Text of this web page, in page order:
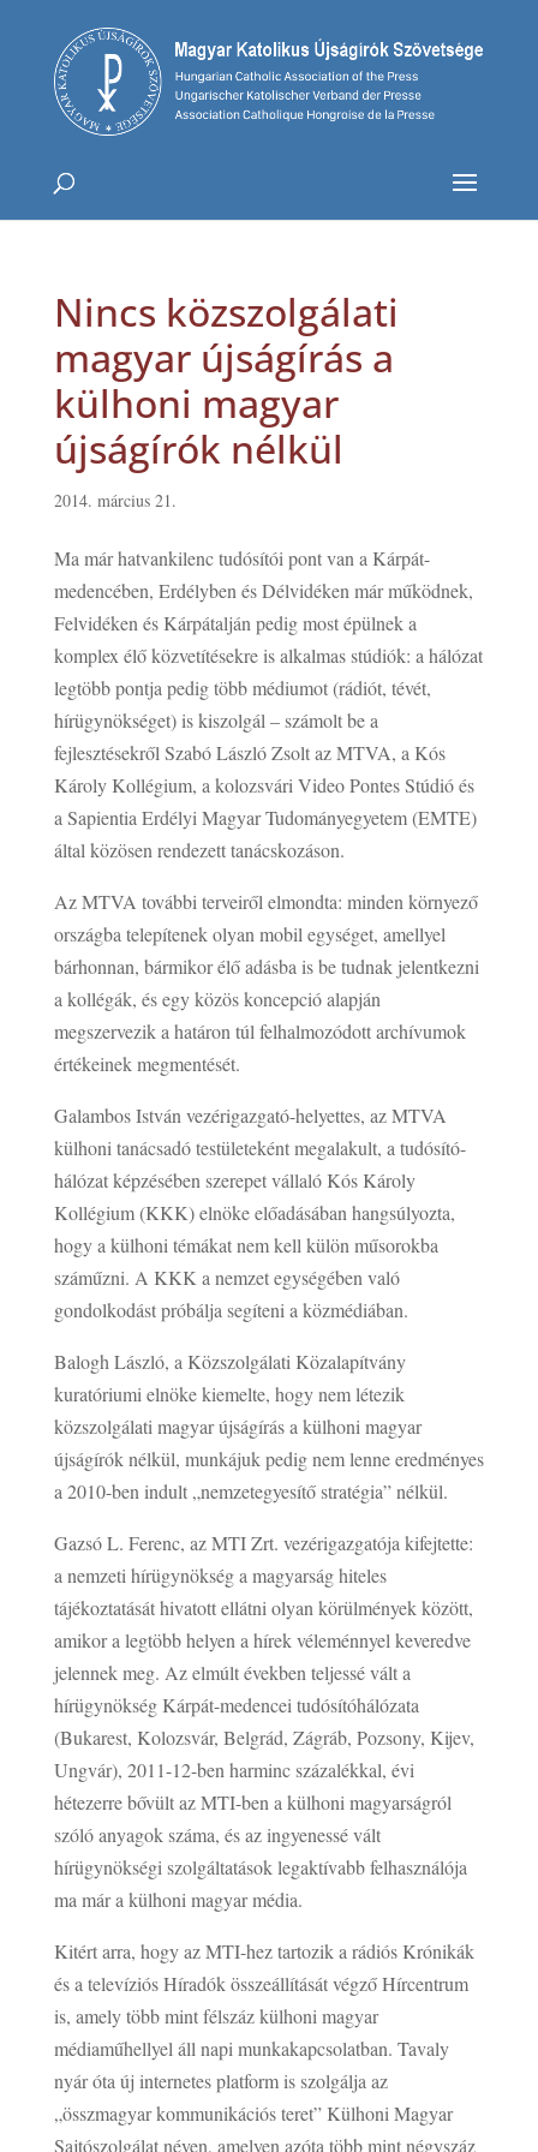
Nincs közszolgálati
magyar újságírás a
külhoni magyar
újságírók nélkül
2014. március 21.
Ma már hatvankilenc tudósítói pont van a Kárpát-
medencében, Erdélyben és Délvidéken már működnek,
Felvidéken és Kárpátalján pedig most épülnek a
komplex élő közvetítésekre is alkalmas stúdiók: a hálózat
legtöbb pontja pedig több médiumot (rádiót, tévét,
hírügynökséget) is kiszolgál – számolt be a
fejlesztésekről Szabó László Zsolt az MTVA, a Kós
Károly Kollégium, a kolozsvári Video Pontes Stúdió és
a Sapientia Erdélyi Magyar Tudományegyetem (EMTE)
által közösen rendezett tanácskozáson.
Az MTVA további terveiről elmondta: minden környező
országba telepítenek olyan mobil egységet, amellyel
bárhonnan, bármikor élő adásba is be tudnak jelentkezni
a kollégák, és egy közös koncepció alapján
megszervezik a határon túl felhalmozódott archívumok
értékeinek megmentését.
Galambos István vezérigazgató-helyettes, az MTVA
külhoni tanácsadó testületeként megalakult, a tudósító-
hálózat képzésében szerepet vállaló Kós Károly
Kollégium (KKK) elnöke előadásában hangsúlyozta,
hogy a külhoni témákat nem kell külön műsorokba
száműzni. A KKK a nemzet egységében való
gondolkodást próbálja segíteni a közmédiában.
Balogh László, a Közszolgálati Közalapítvány
kuratóriumi elnöke kiemelte, hogy nem létezik
közszolgálati magyar újságírás a külhoni magyar
újságírók nélkül, munkájuk pedig nem lenne eredményes
a 2010-ben indult „nemzetegyesítő stratégia” nélkül.
Gazsó L. Ferenc, az MTI Zrt. vezérigazgatója kifejtette:
a nemzeti hírügynökség a magyarság hiteles
tájékoztatását hivatott ellátni olyan körülmények között,
amikor a legtöbb helyen a hírek véleménnyel keveredve
jelennek meg. Az elmúlt években teljessé vált a
hírügynökség Kárpát-medencei tudósítóhálózata
(Bukarest, Kolozsvár, Belgrád, Zágráb, Pozsony, Kijev,
Ungvár), 2011-12-ben harminc százalékkal, évi
hétezerre bővült az MTI-ben a külhoni magyarságról
szóló anyagok száma, és az ingyenessé vált
hírügynökségi szolgáltatások legaktívabb felhasználója
ma már a külhoni magyar média.
Kitért arra, hogy az MTI-hez tartozik a rádiós Krónikák
és a televíziós Híradók összeállítását végző Hírcentrum
is, amely több mint félszáz külhoni magyar
médiaműhellyel áll napi munkakapcsolatban. Tavaly
nyár óta új internetes platform is szolgálja az
„összmagyar kommunikációs teret” Külhoni Magyar
Sajtószolgálat néven, amelyen azóta több mint négyszáz